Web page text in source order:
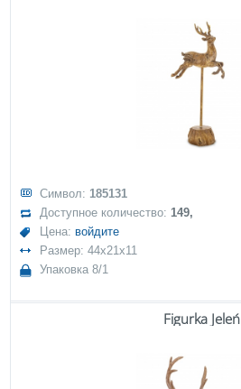
Символ: 185131
Доступное количество:149,
Цена: войдите
Размер: 44x21x11
Упаковка 8/1
Figurka Jeleń